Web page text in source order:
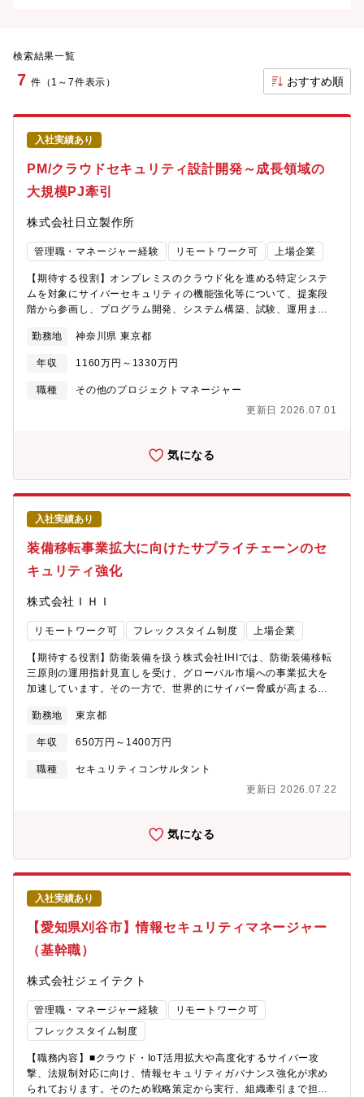
検索結果一覧
7 件（1～7件表示） おすすめ順
入社実績あり
PM/クラウドセキュリティ設計開発～成長領域の
大規模PJ牽引
株式会社日立製作所
管理職・マネージャー経験 リモートワーク可 上場企業
【期待する役割】オンプレミスのクラウド化を進める特定システ
ムを対象にサイバーセキュリティの機能強化等について、提案段
階から参画し、プログラム開発、システム構築、試験、運用まで
ズにおいては、ニーズ調査から提案書の作成にプロジェクトマネ
ジャーとして従事いただきます。また、開発フェーズでは、プロ
ジェクトマネジャーの立ち位置で50名以上のプロジェクトメンバ
を取り纏めプロジェクトを推進できる方を募集します。※実際の
進することになります。【職務詳細】IT/IoTのサイバーセキュリテ
い、ニーズを収集、集約、分析・聴取したニーズを踏まえ、サイ
バーセキュリティに係わる事業の企画立案・ニーズの擦り合わせ
と並行して、上記システムの構築・研究開発部門、製品事業部及
び他社製品ベンダーと意見、工程等の調整・組織の内外と協調
し、上記に係わるソリューションサービスの構成検討を推進【ポ
ジションの魅力・やりがい・キャリアパス】顧客業務の理解か
ら、課題の抽出、ソリューション検討を行い、実際のソリューシ
ョン構築まで一気通貫で経験することが可能です。官公庁をメイ
ンの顧客としており、社会を支える中大規模なシステムを自身の
において重要なサイバーセキュリティ関連の幅広いスキルを身に
着けることが可能です。上流から下流までを経験いただくこと
で、スキルや経験を身に着けていただけるとともに、実績に応じ
まれます。社内や社外ベンダとの勉強会や、知識獲得・資格取得
に向けた研修制度を積極利用することができ、ご自身のスキルを
より一層高めることができる環境がございます。【働く環境】配
属組織は約50名の社員、配属予定の案件チームは現在5～10名の
会社の方々と共に業務を進めていただきます。基本は在宅勤務で
業務内容によって変わります）【携わる事業・ビジネス・サービ
ス・製品など】サイバーセキュリティ事業はディフェンスシステ
ション（システム、サービス、製品など）を提供する事業です。
機能の設計・開発、セキュリティ機能の実装保証等を行います。
練・演習、独自暗号製品の提供なども実施しています。当ポジシ
ョンでは、クラウド環境下においてサイバーセキュリティを実現
するための、提案、設計・開発、運用支援について担当者として
設計・開発等を担当いただきます。技術的には、NIST-SP800、
ISO15408等のセキュリティ基準に基づく設計・開発、識別認証、
アクセス制御、FW、IDS、ログ解析、マルウェア対策、SOC、暗
号等に係るセキュリティ製品と自社開発アプリケーションを組み
合わせたソリューション開発に従事いただきます。【募集背景】
サイバーセキュリティは非常に重要な事業であり、事業規模が
年々拡大しています。今後も優位な競争力を確保していくため
の、提案及び設計・開発をプロジェクトマネジャーとして牽引頂
勤務地 神奈川県 東京都
年収 1160万円～1330万円
職種
その他のプロジェクトマネージャー
更新日 2026.07.01
気になる
入社実績あり
装備移転事業拡大に向けたサプライチェーンのセ
キュリティ強化
株式会社ＩＨＩ
リモートワーク可 フレックスタイム制度 上場企業
【期待する役割】防衛装備を扱う株式会社IHIでは、防衛装備移転
三原則の運用指針見直しを受け、グローバル市場への事業拡大を
加速しています。その一方で、世界的にサイバー脅威が高まる
Certification）に代表されるように、各国政府・防衛当局は企業
に対して高度なセキュリティ対策を求めるようになっています。
こうした環境変化を踏まえ、IHIでは事業拡大の重要課題の一つと
して「防衛産業サプライチェーン全体のセキュリティ強化」を掲
進めています。本求人は、この防衛産業におけるセキュリティ強
トを担っていただくポジションです。本ポジションは、防衛装備
を取り扱う事業部門の立場から、航空・宇宙・防衛事業領域内の
情報セキュリティ部門・ITシステム部門・製造部門・外注先・協
力会社などと連携し、情報セキュリティガバナンスの高度化と、
事業運営上の業務要件との整合を図りながら、実務レベルで最適
なセキュリティ体制を構築・運用していきます。プロジェクトマ
ネジメントが主業務となり、他の定常業務から独立した専任的な
ポジションです。社内環境の構築にとどまらず、外注先を含むサ
プライチェーン全体のセキュリティ向上を推進し、必要に応じて
的には】防衛装備事業における情報セキュリティ強化プロジェク
トのプロジェクトマネージャーとして、以下の業務を担当いただ
きます。（１）セキュリティ要求の解釈・業務要件との整合・各
国政府・防衛当局・第三者認証制度（例：CMMC等）が示すセキ
ュリティ要求を収集・分析・事業の業務要件（生産・調達・保
守・サービス提供等）とセキュリティ要件を整理し、両者が矛盾
なく両立する「あるべき姿」を構想・事業部門、情報セキュリテ
ィ部門、ITシステム部門、製造部門との協議をつうじて、現実的
勤務地 東京都
年収 650万円～1400万円
職種
セキュリティコンサルタント
更新日 2026.07.22
気になる
入社実績あり
【愛知県刈谷市】情報セキュリティマネージャー
（基幹職）
株式会社ジェイテクト
管理職・マネージャー経験
リモートワーク可
フレックスタイム制度
【職務内容】■クラウド・IoT活用拡大や高度化するサイバー攻
撃、法規制対応に向け、情報セキュリティガバナンス強化が求め
られております。そのため戦略策定から実行、組織牽引まで担う